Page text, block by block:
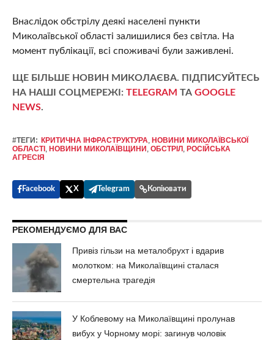
Внаслідок обстрілу деякі населені пункти
Миколаївської області залишилися без світла. На
момент публікації, всі споживачі були заживлені.
ЩЕ БІЛЬШЕ НОВИН МИКОЛАЄВА. ПІДПИСУЙТЕСЬ
НА НАШІ СОЦМЕРЕЖІ: TELEGRAM ТА GOOGLE
NEWS.
#ТЕГИ: КРИТИЧНА ІНФРАСТРУКТУРА НОВИНИ МИКОЛАЇВСЬКОЇ
ОБЛАСТІ, НОВИНИ МИКОЛАЇВЩИНИ ОБСТРІЛ, РОСІЙСЬКА
АГРЕСІЯ
Facebook X Telegram Копіювати
РЕКОМЕНДУЄМО ДЛЯ ВАС
Привіз гільзи на металобрухт і вдарив
молотком: на Миколаївщині сталася
смертельна трагедія
У Коблевому на Миколаївщині пролунав
вибух у Чорному морі: загинув чоловік